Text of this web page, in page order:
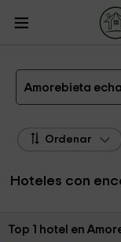
Casas
País Vasco
Hoteles con
Amorebieta
Ordenar
Hoteles con
Ordenar por:
Top 1 hotel en